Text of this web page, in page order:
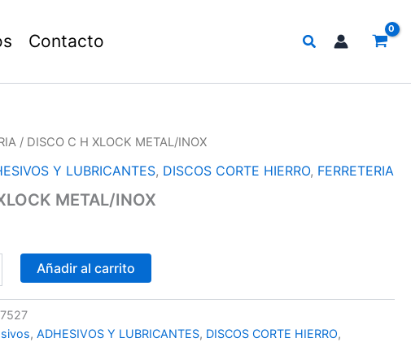
Contacto Buscar
/ DISCO C H XLOCK METAL/INOX
Y LUBRICANTES, DISCOS CORTE HIERRO, FERRETERIA
METAL/INOX
Añadir al carrito
,ADHESIVOS Y LUBRICANTES, DISCOS CORTE HIERRO,